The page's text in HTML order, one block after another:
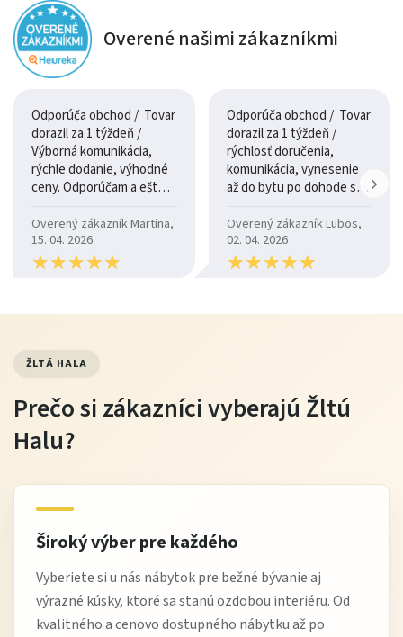
Overené našimi zákazníkmi
Odporúča obchod / Tovar
dorazil za 1 týždeň /
Výborná komunikácia,
rýchle dodanie, výhodné
ceny. Odporúčam a ešte
Overený zákazník Martina,
15. 04. 2026
★★★★★
★★★★★
Odporúča obchod / Tovar
dorazil za 1 týždeň /
rýchlosť doručenia,
komunikácia, vynesenie
až do bytu po dohode so
Overený zákazník Lubos,
02. 04. 2026
★★★★★
★★★★★
ŽLTÁ HALA
Prečo si zákazníci vyberajú Žltú
Halu?
Široký výber pre každého
Vyberiete si u nás nábytok pre bežné bývanie aj
výrazné kúsky, ktoré sa stanú ozdobou interiéru. Od
kvalitného a cenovo dostupného nábytku až po